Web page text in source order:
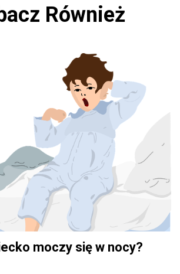
Również
moczy się w nocy?